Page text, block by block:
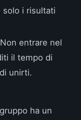
solo i risultati
Non entrare nel
il tempo di
unirti.
ha un